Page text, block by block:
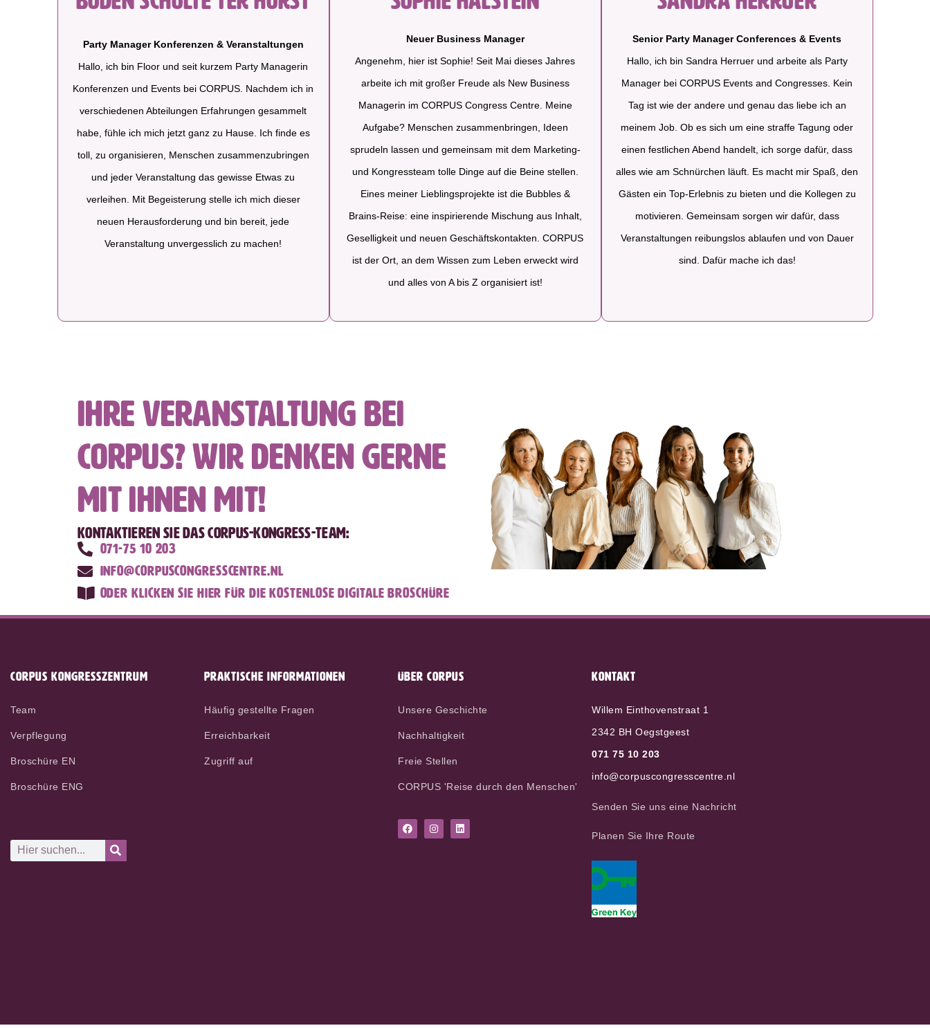
Party Manager Konferenzen & Veranstaltungen
Hallo, ich bin Floor und seit kurzem Party Managerin
Konferenzen und Events bei CORPUS. Nachdem ich in
verschiedenen Abteilungen Erfahrungen gesammelt
habe, fühle ich mich jetzt ganz zu Hause. Ich finde es
toll, zu organisieren, Menschen zusammenzubringen
und jeder Veranstaltung das gewisse Etwas zu
verleihen. Mit Begeisterung stelle ich mich dieser
neuen Herausforderung und bin bereit, jede
Veranstaltung unvergesslich zu machen!
Neuer Business Manager
Angenehm, hier ist Sophie! Seit Mai dieses Jahres
arbeite ich mit großer Freude als New Business
Managerin im CORPUS Congress Centre. Meine
Aufgabe? Menschen zusammenbringen, Ideen
sprudeln lassen und gemeinsam mit dem Marketing-
und Kongressteam tolle Dinge auf die Beine stellen.
Eines meiner Lieblingsprojekte ist die Bubbles &
Brains-Reise: eine inspirierende Mischung aus Inhalt,
Geselligkeit und neuen Geschäftskontakten. CORPUS
ist der Ort, an dem Wissen zum Leben erweckt wird
und alles von A bis Z organisiert ist!
Senior Party Manager Conferences & Events
Hallo, ich bin Sandra Herruer und arbeite als Party
Manager bei CORPUS Events and Congresses. Kein
Tag ist wie der andere und genau das liebe ich an
meinem Job. Ob es sich um eine straffe Tagung oder
einen festlichen Abend handelt, ich sorge dafür, dass
alles wie am Schnürchen läuft. Es macht mir Spaß, den
Gästen ein Top-Erlebnis zu bieten und die Kollegen zu
motivieren. Gemeinsam sorgen wir dafür, dass
Veranstaltungen reibungslos ablaufen und von Dauer
sind. Dafür mache ich das!
Ihre Veranstaltung bei
CORPUS? Wir denken gerne
mit Ihnen mit!
Kontaktieren Sie das CORPUS-Kongress-Team:
071-75 10 203
info@corpuscongresscentre.nl
Oder klicken Sie hier für die kostenlose digitale Broschüre
CORPUS KONGRESSZENTRUM
Team
Verpflegung
Broschüre EN
Broschüre ENG
PRAKTISCHE INFORMATIONEN
Häufig gestellte Fragen
Erreichbarkeit
Zugriff auf
ÜBER CORPUS
Unsere Geschichte
Nachhaltigkeit
Freie Stellen
CORPUS 'Reise durch den Menschen'
KONTAKT
Willem Einthovenstraat 1
2342 BH Oegstgeest
071 75 10 203
info@corpuscongresscentre.nl
Senden Sie uns eine Nachricht
Planen Sie Ihre Route